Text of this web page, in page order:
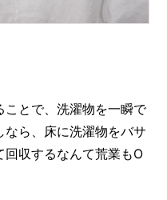
ことで、洗濯物を一瞬で
ら、床に洗濯物をバサ
収するなんて荒業もO